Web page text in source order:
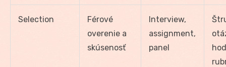
Selection
Férové
overenie a
skúsenosť
Interview,
assignment,
panel